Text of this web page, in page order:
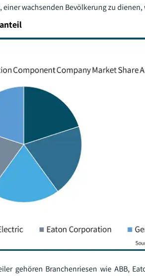
wachsenden Bevölkerung zu
gehören Branchenriesen wie ABB,